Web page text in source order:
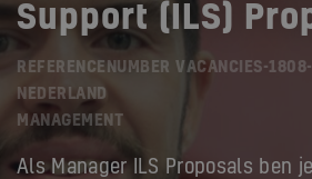
Support (ILS)
REFERENCENUMBER VACANCIES-
NEDERLAND
MANAGEMENT
Als Manager ILS Proposals ben